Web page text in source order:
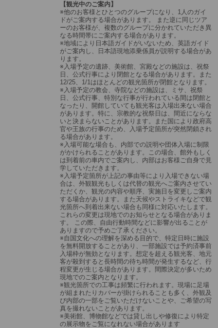
【観光中のご案内】
※他のお客様とひとつのグループになり、1人のガイ
ドがご案内する場合があります。 また逆に同じツア
ーのお客様が、複数のグループに分かれていただき異
なる時間帯にご案内する場合があります。
※地域により日本語ガイドがいないため、英語ガイド
がご案内し、日本語現地添乗係員が説明する場合があ
ります。
※入場予定の遺跡、美術館、宮殿などの施設は、祝祭
日、公式行事により閉館となる場合があります。また
12/25、1/1はほとんどの観光箇所が閉館となります。
※入場予定の教会、寺院などの施設は、ミサ、祝祭
日、公式行事、特別な行事が行われている間は閉館と
なったり、開館していても観光客は入場出来ない場合
があります。特に、宗教的な祝祭日は、間近にならな
いと決まらないことがあります。また国により政府高
官や王族の行事のため、入場予定箇所が突然閉鎖され
る場合があります。
※入場可能な場合も、内部での説明や団体入場に制限
がかけられることがあります。この場合、館外もしく
は到着前の車内でご案内し、内部はお客様ご自身で見
学していただきます。
※入場予定箇所が上記の事由等により入場できない場
合は、外観観光もしくは代替の観光へご案内させてい
ただくか、観光の内容や順序、実施日を変更しご案内
する場合があります。また天候やストライキなどで観
光箇所へ到着出来ない場合も同様に対応いたします。
これらの変更は現地でのお知らせとなる場合がありま
す。 この際、自由行動時間などに影響が出ることが
ありますので予めご了承ください。
※自国文化への理解を深める目的で、特定日時に施設
を無料開放することがあり、一部施設では予約済事前
入場枠が無効となります。想定を超える観光客、地元
客が殺到すると長時間の待ち時間が発生するなど、行
程変更が生じる場合があります。間際決定が多いため
現地でのご案内となります。
※観光箇所での工事は頻繁に行われます。現場に足場
が組まれたりカバーが掛けられることも多く、外観及
び内部の一部をご覧いただけないことや、ご希望の写
真を撮れないことがあります。
※美術館、博物館などでは貸し出しや修復により特定
の展示物をご覧になれない場合があります